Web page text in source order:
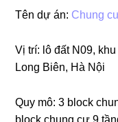
Tên dự án: Chung
Vị trí: lô đất N09,
Long Biên, Hà Nội
Quy mô: 3 block
block chung cư 9